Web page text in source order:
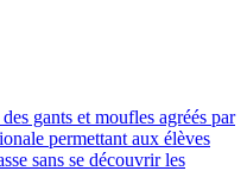
gants et moufles agréés par
permettant aux élèves
sans se découvrir les